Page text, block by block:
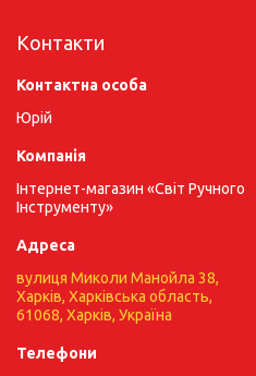
Контакти
Юрій
Інтернет-магазин «Світ Ручного
Інструменту»
вулиця Миколи Манойла 38,
Харків, Харківська область,
61068, Харків, Україна